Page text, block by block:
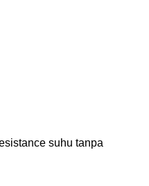
suhu tanpa